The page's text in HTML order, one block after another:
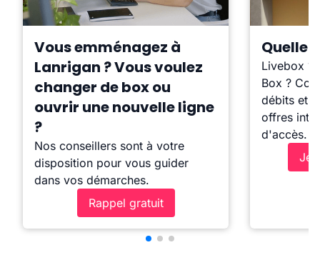
Vous emménagez à
Lanrigan ? Vous voulez
changer de box ou
ouvrir une nouvelle ligne
?
Nos conseillers sont à votre
disposition pour vous guider
dans vos démarches.
Rappel gratuit
Quelle
Livebox ?
Box ?
débits et
offres
d'accès.
Je